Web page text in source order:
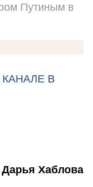
Путиным в
В
Дарья Хаблова